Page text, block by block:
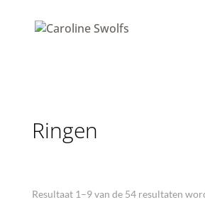
Ringen
Resultaat 1–9 van de 54 resultaten